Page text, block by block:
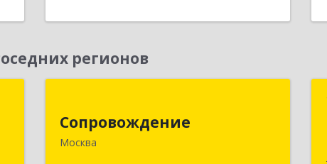
регионов
Сопровождение
Москва
117198, Москва г, Саморы Машела ул,